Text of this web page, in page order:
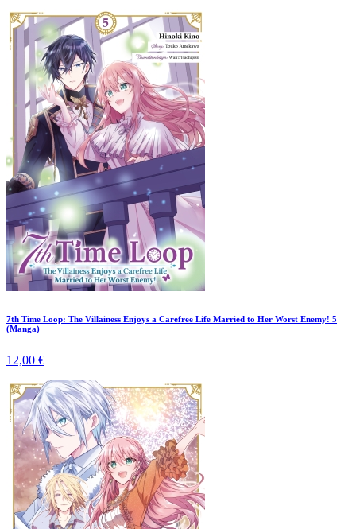
7th Time Loop: The Villainess Enjoys a Carefree Life Married to Her Worst Enemy! 5
(Manga)
12,00 €